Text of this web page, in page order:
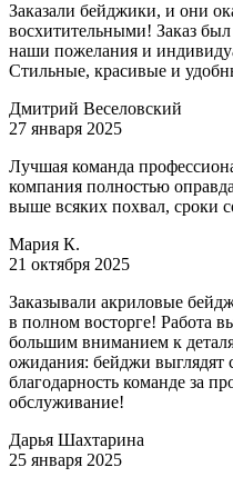
Заказали бейджики, и они
восхитительными! Заказ
наши пожелания и
Стильные, красивые и
Дмитрий Веселовский
27 января 2025
Лучшая команда
компания полностью
выше всяких похвал, сроки
Мария К.
21 октября 2025
Заказывали акриловые
в полном восторге! Работа
большим вниманием к
ожидания: бейджи выглядят
благодарность команде за
обслуживание!
Дарья Шахтарина
25 января 2025